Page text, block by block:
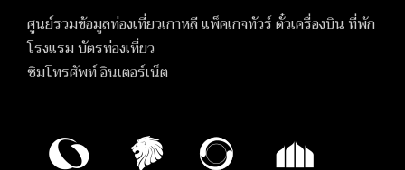
ศูนย์รวมข้อมูลท่องเที่ยวเกาหลี แพ็คเกจทัวร์ ตั๋วเครื่องบิน ที่พัก
โรงแรม บัตรท่องเที่ยว
ซิมโทรศัพท์ อินเตอร์เน็ต